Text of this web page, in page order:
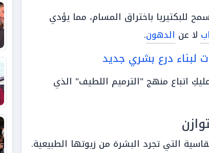
للبكتيريا باختراق المسام، مما يؤدي
لا عن الدهون.
الحاجز في عام 2026، عليكِ اتباع منهج "الترميم اللطيف" الذي
التي تجرد البشرة من زيوتها الطبيعية.